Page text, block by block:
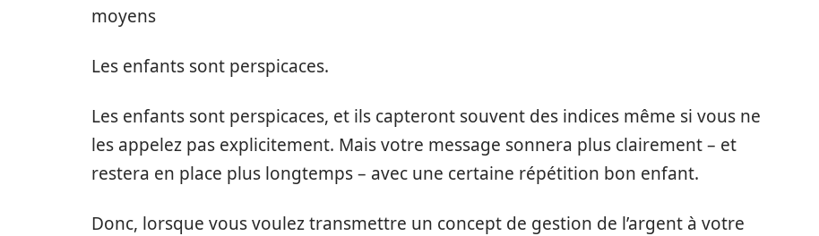
moyens
Les enfants sont perspicaces.
Les enfants sont perspicaces, et ils capteront souvent des indices même si vous ne
les appelez pas explicitement. Mais votre message sonnera plus clairement – et
restera en place plus longtemps – avec une certaine répétition bon enfant.
Donc, lorsque vous voulez transmettre un concept de gestion de l’argent à votre